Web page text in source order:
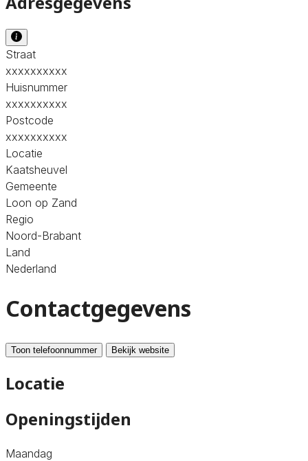
Straat
xxxxxxxxxx
Huisnummer
xxxxxxxxxx
Postcode
xxxxxxxxxx
Locatie
Kaatsheuvel
Gemeente
Loon op Zand
Regio
Noord-Brabant
Land
Nederland
Contactgegevens
Toon telefoonnummer Bekijk website
Locatie
Openingstijden
Maandag